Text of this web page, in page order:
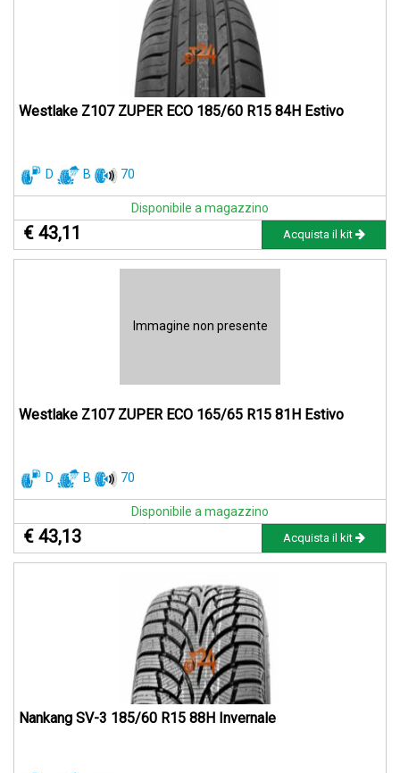
Westlake Z107 ZUPER ECO 185/60 R15 84H Estivo
D B 70
Disponibile a magazzino
€ 43,11 Acquista il kit
Immagine non presente
Westlake Z107 ZUPER ECO 165/65 R15 81H Estivo
D B 70
Disponibile a magazzino
€ 43,13 Acquista il kit
Nankang SV-3 185/60 R15 88H Invernale